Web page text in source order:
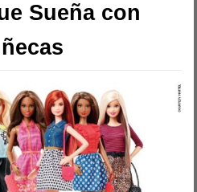
Sueña con